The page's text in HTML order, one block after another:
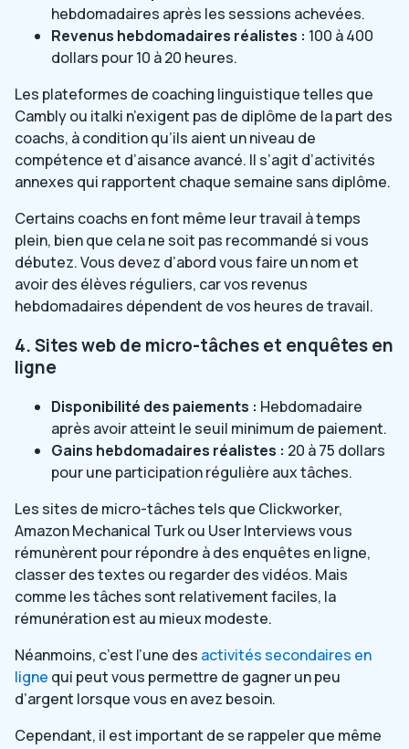
hebdomadaires après les sessions achevées.
Revenus hebdomadaires réalistes : 100 à 400
dollars pour 10 à 20 heures.
Les plateformes de coaching linguistique telles que
Cambly ou italki n’exigent pas de diplôme de la part des
coachs, à condition qu’ils aient un niveau de
compétence et d’aisance avancé. Il s’agit d’activités
annexes qui rapportent chaque semaine sans diplôme.
Certains coachs en font même leur travail à temps
plein, bien que cela ne soit pas recommandé si vous
débutez. Vous devez d’abord vous faire un nom et
avoir des élèves réguliers, car vos revenus
hebdomadaires dépendent de vos heures de travail.
4. Sites web de micro-tâches et enquêtes en
ligne
Disponibilité des paiements : Hebdomadaire
après avoir atteint le seuil minimum de paiement.
Gains hebdomadaires réalistes : 20 à 75 dollars
pour une participation régulière aux tâches.
Les sites de micro-tâches tels que Clickworker,
Amazon Mechanical Turk ou User Interviews vous
rémunèrent pour répondre à des enquêtes en ligne,
classer des textes ou regarder des vidéos. Mais
comme les tâches sont relativement faciles, la
rémunération est au mieux modeste.
Néanmoins, c’est l’une des activités secondaires en
ligne qui peut vous permettre de gagner un peu
d’argent lorsque vous en avez besoin.
Cependant, il est important de se rappeler que même